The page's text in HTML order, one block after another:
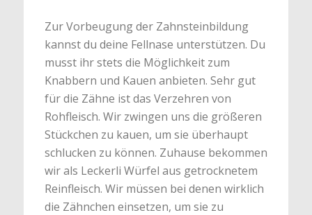
Zur Vorbeugung der Zahnsteinbildung
kannst du deine Fellnase unterstützen. Du
musst ihr stets die Möglichkeit zum
Knabbern und Kauen anbieten. Sehr gut
für die Zähne ist das Verzehren von
Rohfleisch. Wir zwingen uns die größeren
Stückchen zu kauen, um sie überhaupt
schlucken zu können. Zuhause bekommen
wir als Leckerli Würfel aus getrocknetem
Reinfleisch. Wir müssen bei denen wirklich
die Zähnchen einsetzen, um sie zu